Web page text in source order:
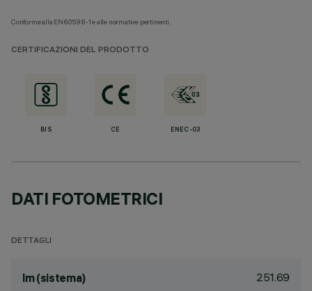
Conforme alla EN60598-1 e alle normative pertinenti.
CERTIFICAZIONI DEL PRODOTTO
BIS CE ENEC-03
DATI FOTOMETRICI
DETTAGLI
lm (sistema) 251.69